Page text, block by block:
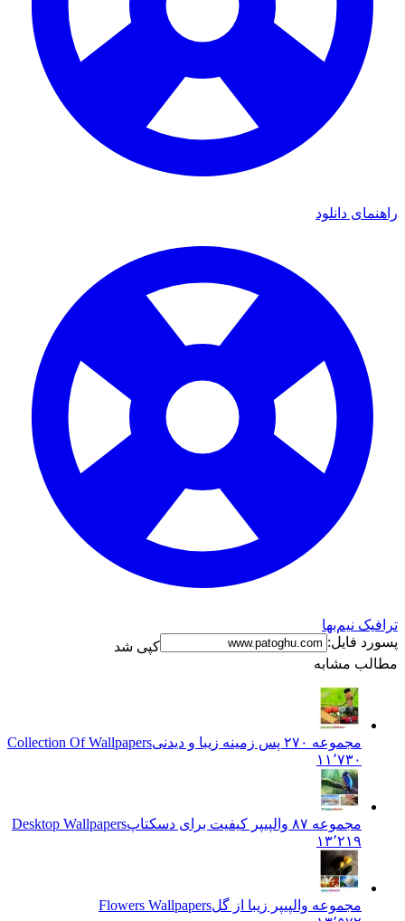
دانلود
نیم‌بها
فایل:
کپی شد
مشابه
مجموعه ۲۷۰ پس زمینه زیبا و دیدنی
Collection Of Wallpapers
۱۱٬۷۳۰
مجموعه ۸۷ والپیپر کیفیت برای دسکتاپ
Desktop Wallpapers
۱۳٬۲۱۹
مجموعه والپیپر زیبا از گلFlowers Wallpapers